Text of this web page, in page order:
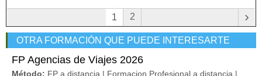
1 2 ›
OTRA FORMACIÓN QUE PUEDE INTERESARTE
FP Agencias de Viajes 2026
Método: FP a distancia | Formacion Profesional a distancia |